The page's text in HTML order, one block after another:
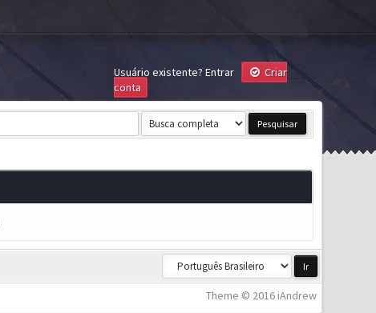
Usuário existente? Entrar
Criar
conta
Theme © 2016 iAndrew